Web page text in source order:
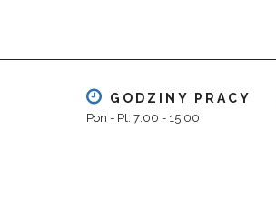
GODZINY PRACY
Pon - Pt: 7:00 - 15:00